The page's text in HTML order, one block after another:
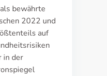
bewährte
2022 und
auf
in der